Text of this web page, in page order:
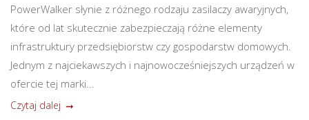
PowerWalker słynie z różnego rodzaju zasilaczy awaryjnych,
które od lat skutecznie zabezpieczają różne elementy
infrastruktury przedsiębiorstw czy gospodarstw domowych.
Jednym z najciekawszych i najnowocześniejszych urządzeń w
ofercie tej marki...
Czytaj dalej